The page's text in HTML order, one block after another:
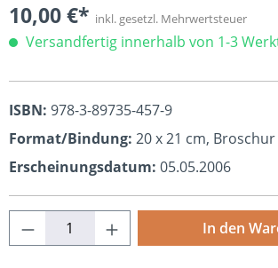
10,00 €* inkl. gesetzl. Mehrwertsteuer
Versandfertig innerhalb von 1-3
ISBN: 978-3-89735-457-9
Format/Bindung: 20 x 21 cm, Broschur
Erscheinungsdatum: 05.05.2006
Produkt Anzahl: Gib den
In den